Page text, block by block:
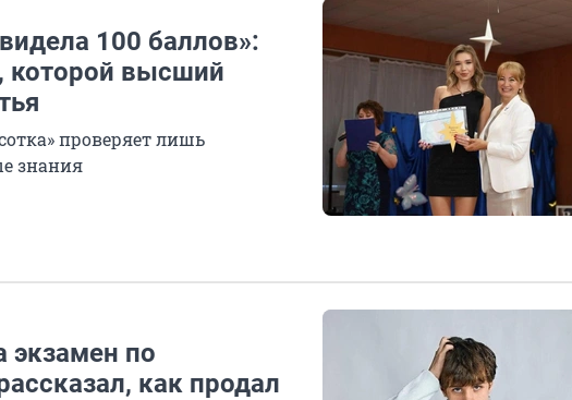
100 баллов»:
которой высший
проверяет лишь
знания
экзамен по
как продал